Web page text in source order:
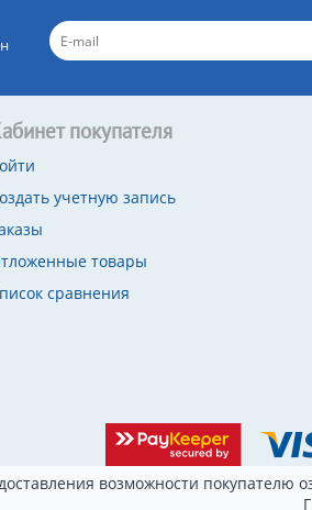
покупателя
учетную запись
товары
сравнения
возможности покупателю